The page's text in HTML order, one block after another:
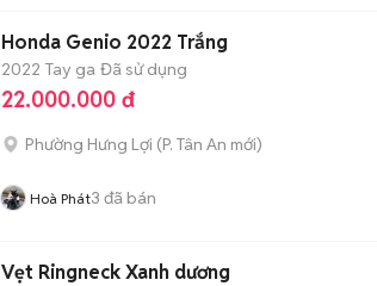
Honda Genio 2022 Trắng
2022 Tay ga Đã sử dụng
22.000.000 đ
Phường Hưng Lợi (P. Tân An mới)
Hoà Phát3 đã bán
Vẹt Ringneck Xanh dương